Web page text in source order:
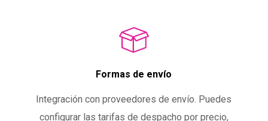
Formas de envío
Integración con proveedores de envío. Puedes
configurar las tarifas de despacho por precio,